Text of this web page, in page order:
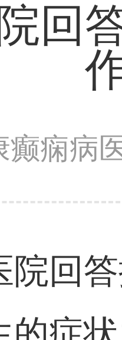
回
癫痫病
回